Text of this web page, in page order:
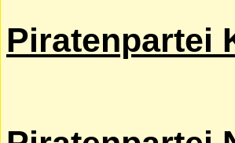
Piratenpartei